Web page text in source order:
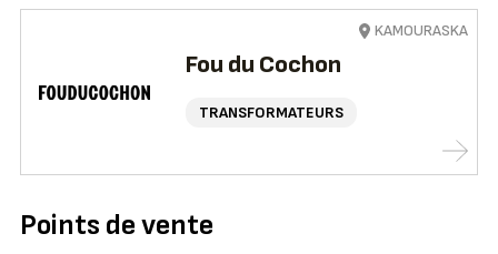
Fou du Cochon
TRANSFORMATEURS
KAMOURASKA
Points de vente